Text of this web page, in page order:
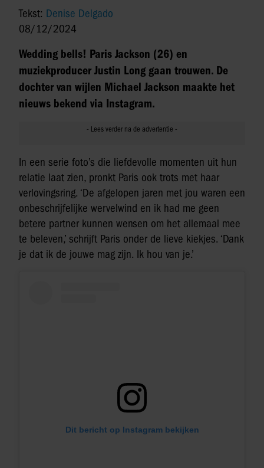
Tekst: Denise Delgado
08/12/2024
Wedding bells! Paris Jackson (26) en
muziekproducer Justin Long gaan trouwen. De
dochter van wijlen Michael Jackson maakte het
nieuws bekend via Instagram.
In een serie foto’s die liefdevolle momenten uit hun
relatie laat zien, pronkt Paris ook trots met haar
verlovingsring. ‘De afgelopen jaren met jou waren een
onbeschrijfelijke wervelwind en ik had me geen
betere partner kunnen wensen om het allemaal mee
te beleven,’ schrijft Paris onder de lieve kiekjes. ‘Dank
je dat ik de jouwe mag zijn. Ik hou van je.’
Dit bericht op Instagram bekijken